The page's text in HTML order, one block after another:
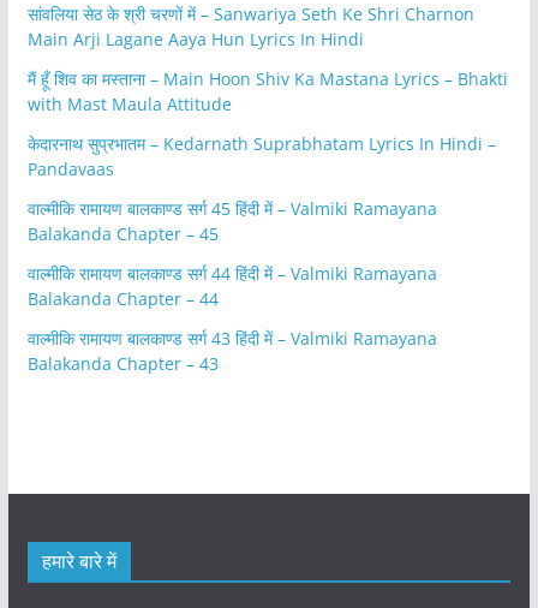
सांवलिया सेठ के श्री चरणों में – Sanwariya Seth Ke Shri Charnon
Main Arji Lagane Aaya Hun Lyrics In Hindi
मैं हूँ शिव का मस्ताना – Main Hoon Shiv Ka Mastana Lyrics – Bhakti
with Mast Maula Attitude
केदारनाथ सुप्रभातम – Kedarnath Suprabhatam Lyrics In Hindi –
Pandavaas
वाल्मीकि रामायण बालकाण्ड सर्ग 45 हिंदी में – Valmiki Ramayana
Balakanda Chapter – 45
वाल्मीकि रामायण बालकाण्ड सर्ग 44 हिंदी में – Valmiki Ramayana
Balakanda Chapter – 44
वाल्मीकि रामायण बालकाण्ड सर्ग 43 हिंदी में – Valmiki Ramayana
Balakanda Chapter – 43
हमारे बारे में